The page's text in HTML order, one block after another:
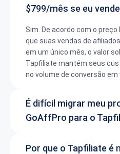
$799/mês se eu
Sim. De acordo com o
que suas vendas de
em um único mês, o valor
Tapfiliate mantém seus
no volume de conversão em
É difícil migrar meu
GoAffPro para o
Por que o Tapfiliate é